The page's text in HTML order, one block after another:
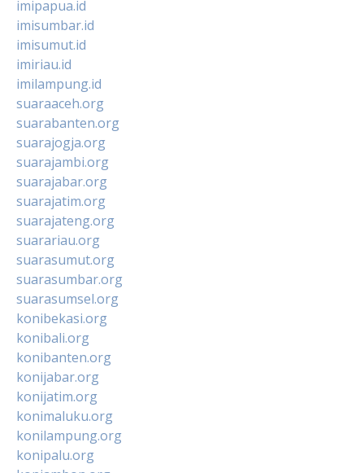
imipapua.id
imisumbar.id
imisumut.id
imiriau.id
imilampung.id
suaraaceh.org
suarabanten.org
suarajogja.org
suarajambi.org
suarajabar.org
suarajatim.org
suarajateng.org
suarariau.org
suarasumut.org
suarasumbar.org
suarasumsel.org
konibekasi.org
konibali.org
konibanten.org
konijabar.org
konijatim.org
konimaluku.org
konilampung.org
konipalu.org